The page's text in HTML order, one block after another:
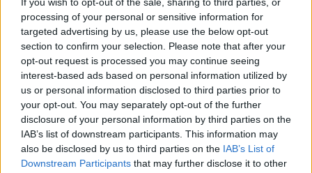
processing of your personal or sensitive information for
targeted advertising by us, please use the below opt-out
section to confirm your selection. Please note that after your
opt-out request is processed you may continue seeing
interest-based ads based on personal information utilized by
us or personal information disclosed to third parties prior to
your opt-out. You may separately opt-out of the further
disclosure of your personal information by third parties on the
IAB’s list of downstream participants. This information may
also be disclosed by us to third parties on the IAB’s List of
Downstream Participants that may further disclose it to other
F
a
ce
b
o
o
k
T
w
it
te
r
Pi
n
te
re
st
W
h
at
s
A
p
p
S
h
a
re
Articolo precedente
Prossimo articolo
NOTIZIE RECENTI